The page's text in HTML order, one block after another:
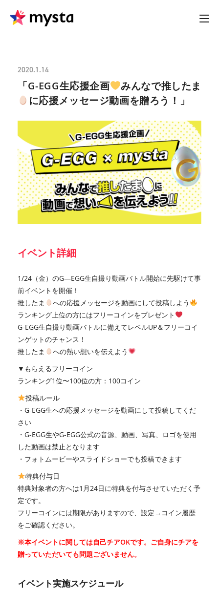
2020.1.14
「G-EGG生応援企画
みんなで推したま
に応援メッセージ動画を贈ろう！」
イベント詳細
1/24（金）のG―EGG生自撮り動画バトル開始に先駆けて事
前イベントを開催！
推したま
への応援メッセージを動画にして投稿しよう
ランキング上位の方にはフリーコインをプレゼント
G-EGG生自撮り動画バトルに備えてレベルUP＆フリーコイ
ンゲットのチャンス！
推したま
への熱い想いを伝えよう
▼もらえるフリーコイン
ランキング1位〜100位の方：100コイン
投稿ルール
・G-EGG生への応援メッセージを動画にして投稿してくだ
さい
・G-EGG生やG-EGG公式の音源、動画、写真、ロゴを使用
した動画は禁止となります
・フォトムービーやスライドショーでも投稿できます
特典付与日
特典対象者の方へは1月24日に特典を付与させていただく予
定です。
フリーコインには期限がありますので、設定→コイン履歴
をご確認ください。
※本イベントに関しては自己チアOKです。ご自身にチアを
贈っていただいても問題ございません。
イベント実施スケジュール